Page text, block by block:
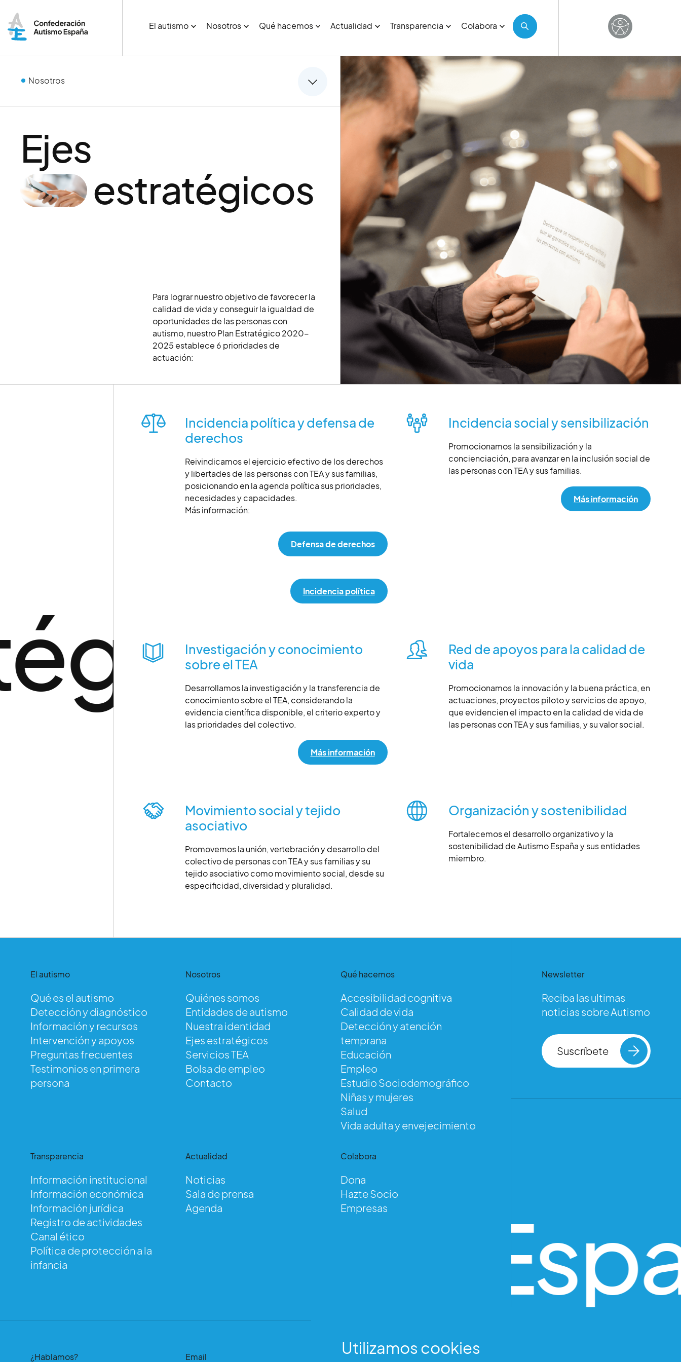
El autismo Nosotros Qué hacemos Actualidad Transparencia Colabora
Nosotros
Ejes
estratégicos
Para lograr nuestro objetivo de favorecer la
calidad de vida y conseguir la igualdad de
oportunidades de las personas con
autismo, nuestro Plan Estratégico 2020-
2025 establece 6 prioridades de
actuación:
Ejes
Incidencia política y defensa de
derechos
Reivindicamos el ejercicio efectivo de los derechos
y libertades de las personas con TEA y sus familias,
posicionando en la agenda política sus prioridades,
necesidades y capacidades.
Más información:
Defensa de derechos
Incidencia política
Incidencia social y sensibilización
Promocionamos la sensibilización y la
concienciación, para avanzar en la inclusión social de
las personas con TEA y sus familias.
Más información
Investigación y conocimiento
sobre el TEA
Desarrollamos la investigación y la transferencia de
conocimiento sobre el TEA, considerando la
evidencia científica disponible, el criterio experto y
las prioridades del colectivo.
Más información
Red de apoyos para la calidad de
vida
Promocionamos la innovación y la buena práctica, en
actuaciones, proyectos piloto y servicios de apoyo,
que evidencien el impacto en la calidad de vida de
las personas con TEA y sus familias, y su valor social.
Movimiento social y tejido
asociativo
Promovemos la unión, vertebración y desarrollo del
colectivo de personas con TEA y sus familias y su
tejido asociativo como movimiento social, desde su
especificidad, diversidad y pluralidad.
Organización y sostenibilidad
Fortalecemos el desarrollo organizativo y la
sostenibilidad de Autismo España y sus entidades
miembro.
El autismo
Qué es el autismo
Detección y diagnóstico
Información y recursos
Intervención y apoyos
Preguntas frecuentes
Testimonios en primera
persona
Nosotros
Quiénes somos
Entidades de autismo
Nuestra identidad
Ejes estratégicos
Servicios TEA
Bolsa de empleo
Contacto
Qué hacemos
Accesibilidad cognitiva
Calidad de vida
Detección y atención
temprana
Educación
Empleo
Estudio Sociodemográfico
Niñas y mujeres
Salud
Vida adulta y envejecimiento
Transparencia
Información institucional
Información económica
Información jurídica
Registro de actividades
Canal ético
Política de protección a la
infancia
Actualidad
Noticias
Sala de prensa
Agenda
Colabora
Dona
Hazte Socio
Empresas
¿Hablamos? Email Dirección
Newsletter
Reciba las ultimas
noticias sobre Autismo
Suscríbete
Autismo
Utilizamos cookies